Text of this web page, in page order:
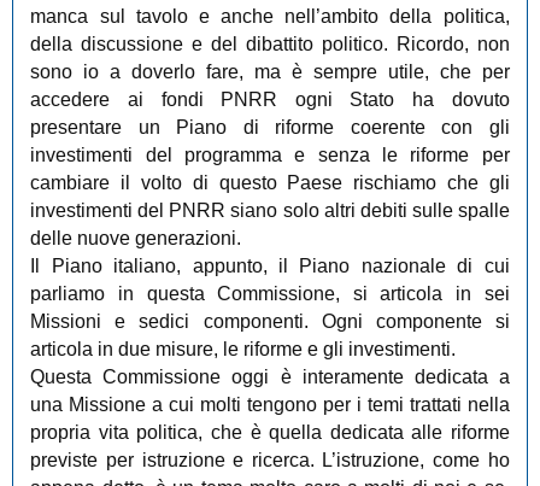
manca sul tavolo e anche nell’ambito della politica,
della discussione e del dibattito politico. Ricordo, non
sono io a doverlo fare, ma è sempre utile, che per
accedere ai fondi PNRR ogni Stato ha dovuto
presentare un Piano di riforme coerente con gli
investimenti del programma e senza le riforme per
cambiare il volto di questo Paese rischiamo che gli
investimenti del PNRR siano solo altri debiti sulle spalle
delle nuove generazioni.
Il Piano italiano, appunto, il Piano nazionale di cui
parliamo in questa Commissione, si articola in sei
Missioni e sedici componenti. Ogni componente si
articola in due misure, le riforme e gli investimenti.
Questa Commissione oggi è interamente dedicata a
una Missione a cui molti tengono per i temi trattati nella
propria vita politica, che è quella dedicata alle riforme
previste per istruzione e ricerca. L’istruzione, come ho